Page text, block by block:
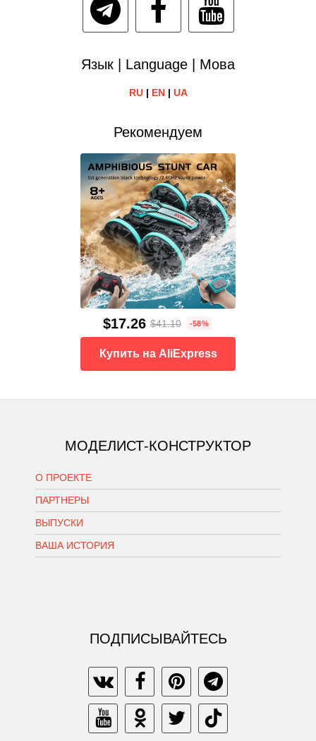
Язык | Language | Мова
RU| EN| UA
Рекомендуем
$17.26 $41.10 -58%
Купить на AliExpress
МОДЕЛИСТ-КОНСТРУКТОР
О ПРОЕКТЕ
ПАРТНЕРЫ
ВЫПУСКИ
ВАША ИСТОРИЯ
ПОДПИСЫВАЙТЕСЬ